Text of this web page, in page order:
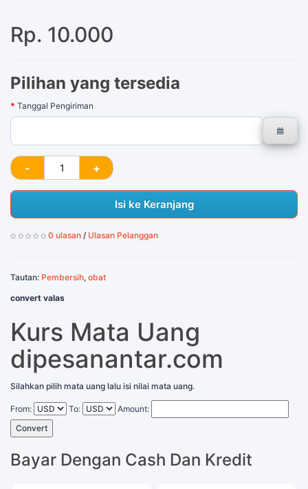
Rp. 10.000
Pilihan yang tersedia
Tanggal Pengiriman
Isi ke Keranjang
0 ulasan / Ulasan Pelanggan
Tautan: Pembersih, obat
convert valas
Kurs Mata Uang
dipesanantar.com
Silahkan pilih mata uang lalu isi nilai mata uang.
From: To:
Amount:
Convert
Bayar Dengan Cash Dan Kredit